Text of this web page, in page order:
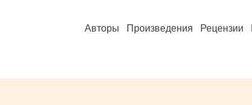
Авторы Произведения Рецензии